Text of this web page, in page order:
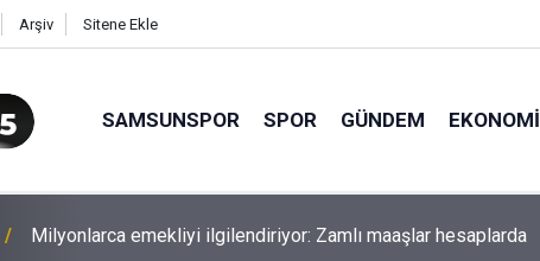
Arşiv Sitene Ekle
SAMSUNSPOR SPOR GÜNDEM EKONOMI
Milyonlarca emekliyi ilgilendiriyor: Zamlı maaşlar hesaplarda